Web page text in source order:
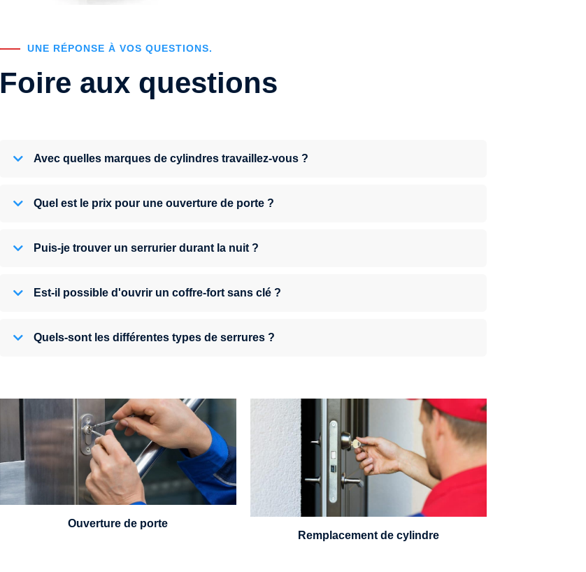
UNE RÉPONSE À VOS QUESTIONS.
Foire aux questions
Avec quelles marques de cylindres travaillez-vous ?
Quel est le prix pour une ouverture de porte ?
Puis-je trouver un serrurier durant la nuit ?
Est-il possible d'ouvrir un coffre-fort sans clé ?
Quels-sont les différentes types de serrures ?
Vous avez perdu vos clés ou la porte s'est
refermée derrière vous ? Un serrurier est
disponible 24h/7.
Ouverture de porte
Un serrurier sera en mesure de choisir et
remplacer un cylindre standard, à 5
leviers ou à 3 leviers, Mul-T-Lock ou
encore multipoints.
Remplacement de cylindre